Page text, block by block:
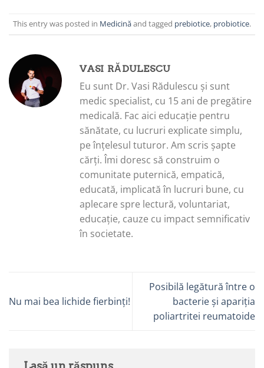
This entry was posted in Medicinăand tagged prebiotice, probiotice.
VASI RĂDULESCU
Eu sunt Dr. Vasi Rădulescu și sunt
medic specialist, cu 15 ani de pregătire
medicală. Fac aici educație pentru
sănătate, cu lucruri explicate simplu,
pe înțelesul tuturor. Am scris șapte
cărți. Îmi doresc să construim o
comunitate puternică, empatică,
educată, implicată în lucruri bune, cu
aplecare spre lectură, voluntariat,
educație, cauze cu impact semnificativ
în societate.
Nu mai bea lichide fierbinți!
Posibilă legătură între o
bacterie și apariția
poliartritei reumatoide